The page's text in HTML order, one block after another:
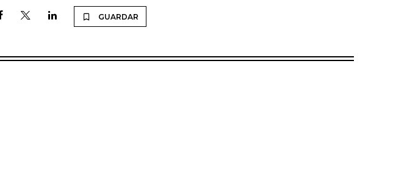
GUARDAR